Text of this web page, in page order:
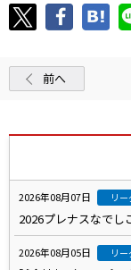
前へ
2026年08月07日 リー
2026プレナスなでし
2026年08月05日 リー